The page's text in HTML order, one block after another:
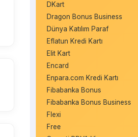
DKart
Dragon Bonus Business
Dünya Katılım Paraf
Eflatun Kredi Kartı
Elit Kart
Encard
Enpara.com Kredi Kartı
Fibabanka Bonus
Fibabanka Bonus Business
Flexi
Free